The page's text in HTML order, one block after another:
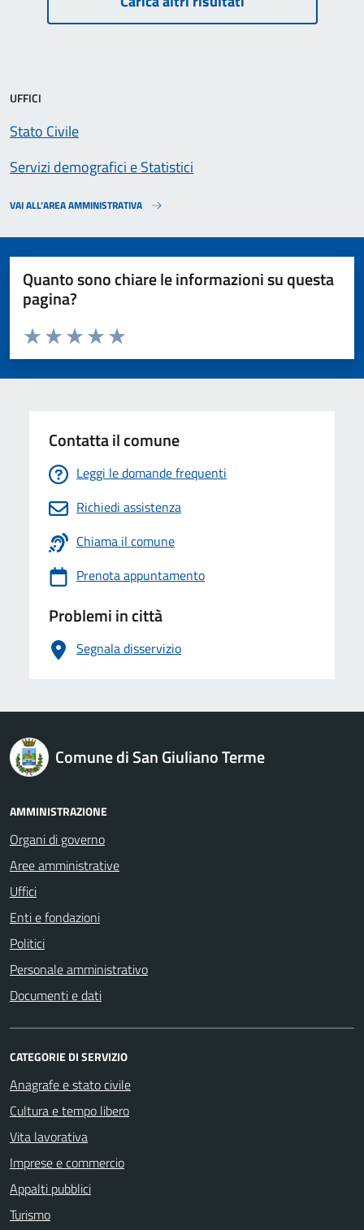
UFFICI
Stato Civile
Servizi demografici e Statistici
VAI ALL’AREA AMMINISTRATIVA
Quanto sono chiare le informazioni su questa
pagina?
Valuta da 1 a 5 stelle la pagina
Valuta 5 stelle su 5
Valuta 4 stelle su 5
Valuta 3 stelle su 5
Valuta 2 stelle su 5
Valuta 1 stelle su 5
Contatta il comune
Leggi le domande frequenti
Richiedi assistenza
Chiama il comune
Prenota appuntamento
Problemi in città
Segnala disservizio
logo Unione Europea
Comune di San Giuliano Terme
AMMINISTRAZIONE
Organi di governo
Aree amministrative
Uffici
Enti e fondazioni
Politici
Personale amministrativo
Documenti e dati
CATEGORIE DI SERVIZIO
Anagrafe e stato civile
Cultura e tempo libero
Vita lavorativa
Imprese e commercio
Appalti pubblici
Turismo